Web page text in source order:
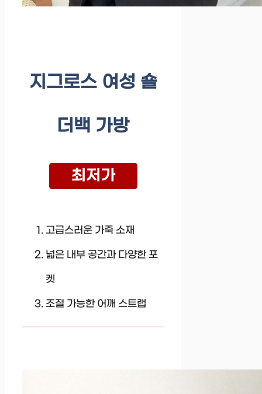
지그로스 여성 숄
더백 가방
최저가
고급스러운 가죽 소재
넓은 내부 공간과 다양한 포
켓
조절 가능한 어깨 스트랩